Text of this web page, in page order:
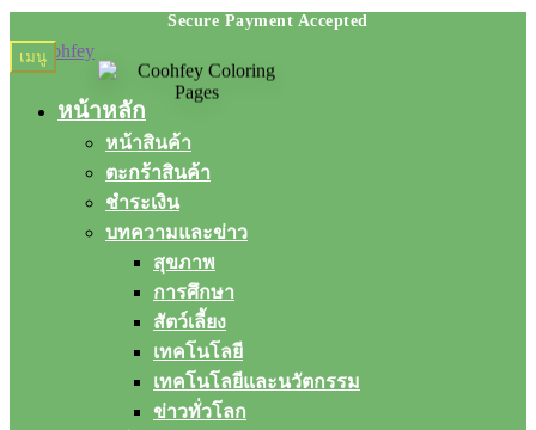
Skip
to
Skip
to
เมนู
หน้าหลัก
หน้าสินค้า
ตะกร้าสินค้า
ชำระเงิน
บทความและข่าว
สุขภาพ
การศึกษา
สัตว์เลี้ยง
เทคโนโลยี
เทคโนโลยีและนวัตกรรม
ข่าวทั่วโลก